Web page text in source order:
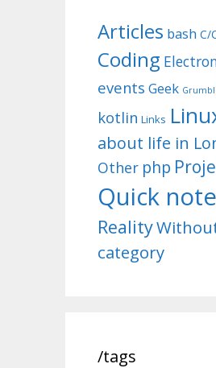
Articles bash C/
Coding
events Geek
kotlin Links
about life in
Other php
Quick
Reality
category
/tags